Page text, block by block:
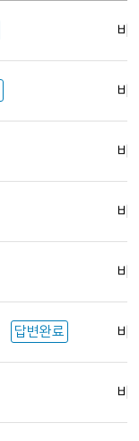
비
비
비
비
비
답변완료 비
비